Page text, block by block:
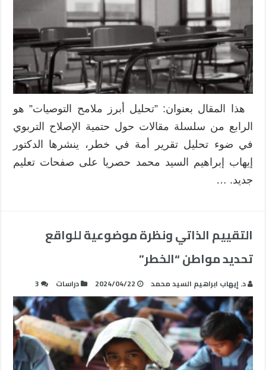
التوصيات
في
الولايات
المتحدة
الأمريكية
مغلقة
هذا المقال بعنوان: ”تحليل أبرز ملامح التوصيات” هو
الرابع من سلسلة مقالات حول حتمية الإصلاح التربوي
في ضوء تحليل تقرير أمة في خطر، ينشرها الدكتور
إيهاب إبراهيم السيد محمد حصريا على صفحات تعليم
جديد. …
التقييم الذاتي ونظرة موضوعية للواقع
تحديد مواطن “الخطر”
د. إيهاب ابراهيم السيد محمد 2024/04/22 دراسات 3